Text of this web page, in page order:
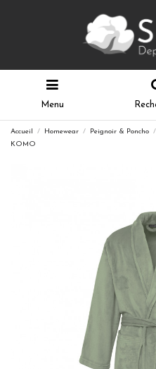
Menu
Accueil Homewear Peignoir & Poncho
KOMO